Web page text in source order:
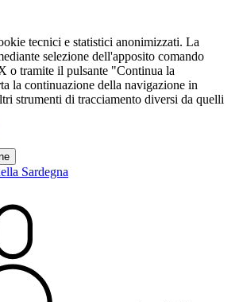
tecnici e statistici anonimizzati. La
selezione dell'apposito comando
o tramite il pulsante "Continua la
la continuazione della navigazione in
strumenti di tracciamento diversi da quelli
Sardegna